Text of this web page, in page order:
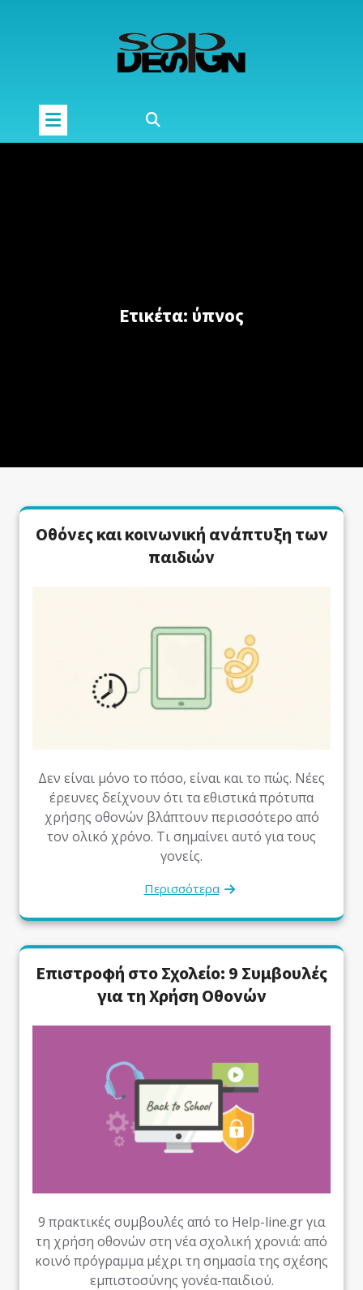
Ετικέτα: ύπνος
Οθόνες και κοινωνική ανάπτυξη των
παιδιών
Δεν είναι μόνο το πόσο, είναι και το πώς. Νέες
έρευνες δείχνουν ότι τα εθιστικά πρότυπα
χρήσης οθονών βλάπτουν περισσότερο από
τον ολικό χρόνο. Τι σημαίνει αυτό για τους
γονείς.
Περισσότερα
Επιστροφή στο Σχολείο: 9 Συμβουλές
για τη Χρήση Οθονών
9 πρακτικές συμβουλές από το Help-line.gr για
τη χρήση οθονών στη νέα σχολική χρονιά: από
κοινό πρόγραμμα μέχρι τη σημασία της σχέσης
εμπιστοσύνης γονέα-παιδιού.